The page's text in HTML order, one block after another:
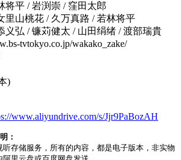
将平 / 岩渕崇 / 窪田太郎
里山桃花 / 久万真路 / 若林将平
义弘 / 镰苅健太 / 山田绢绪 / 渡部瑞貴
tvtokyo.co.jp/wakako_zake/
)
www.aliyundrive.com/s/Jjr9PaBozAH
：
听存储服务，所有的内容，都是电子版本，非实物